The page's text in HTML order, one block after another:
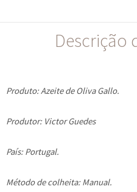
Descrição
Produto: Azeite de Oliva Gallo.
Produtor: Victor Guedes
País: Portugal.
Método de colheita: Manual.